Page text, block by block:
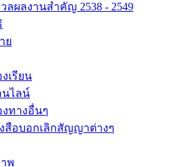
ลผลงานสำคัญ 2538 - 2549
ย
เรียน
นไลน์
งทางอื่นๆ
สือบอกเลิกสัญญาต่างๆ
พ